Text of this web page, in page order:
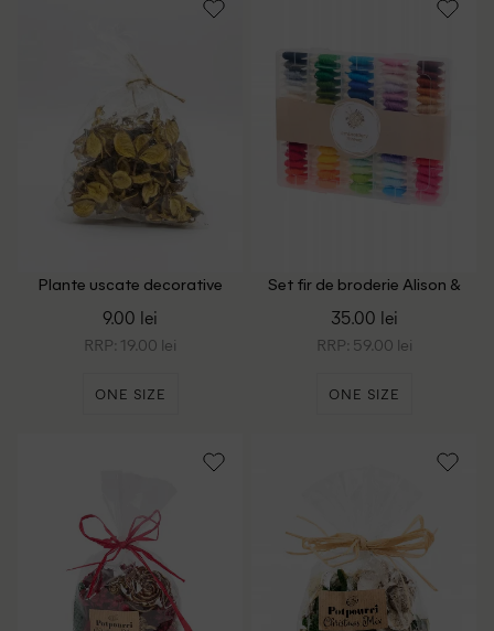
Plante uscate decorative
9.00 lei
RRP: 19.00 lei
ONE SIZE
Set fir de broderie Alison &
35.00 lei
RRP: 59.00 lei
ONE SIZE